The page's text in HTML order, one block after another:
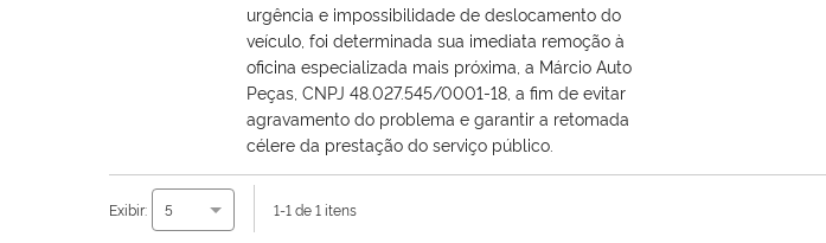
urgência e impossibilidade de deslocamento do
veículo, foi determinada sua imediata remoção à
oficina especializada mais próxima, a Márcio Auto
Peças, CNPJ 48.027.545/0001-18, a fim de evitar
agravamento do problema e garantir a retomada
célere da prestação do serviço público.
Exibir: 5 1-1 de 1 itens